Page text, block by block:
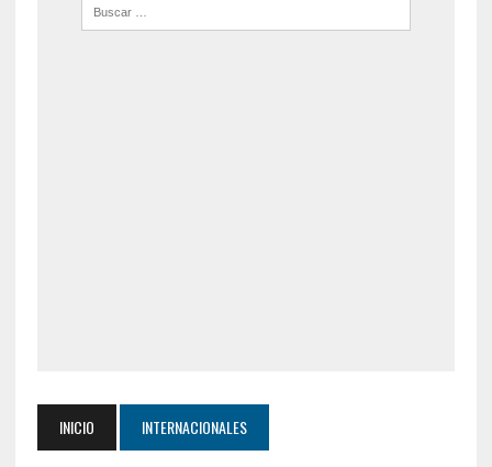
INICIO INTERNACIONALES